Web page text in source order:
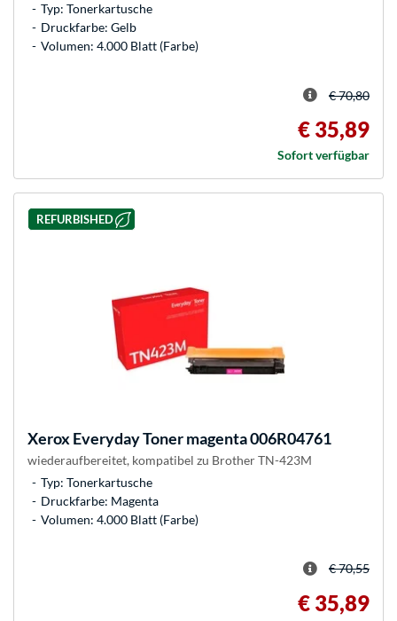
Typ: Tonerkartusche
Druckfarbe: Gelb
Volumen: 4.000 Blatt (Farbe)
€ 70,80
€ 35,89
Sofort verfügbar
REFURBISHED
XeroxEveryday Toner magenta 006R04761
wiederaufbereitet, kompatibel zu Brother TN-423M
Typ: Tonerkartusche
Druckfarbe: Magenta
Volumen: 4.000 Blatt (Farbe)
€ 70,55
€ 35,89